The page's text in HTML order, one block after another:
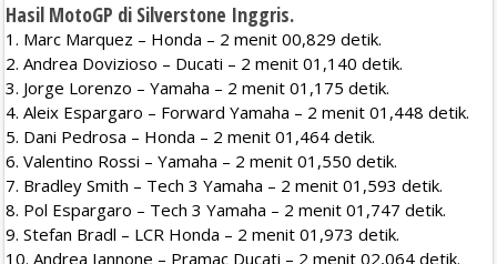
Hasil MotoGP di Silverstone Inggris.
1. Marc Marquez – Honda – 2 menit 00,829 detik.
2. Andrea Dovizioso – Ducati – 2 menit 01,140 detik.
3. Jorge Lorenzo – Yamaha – 2 menit 01,175 detik.
4. Aleix Espargaro – Forward Yamaha – 2 menit 01,448 detik.
5. Dani Pedrosa – Honda – 2 menit 01,464 detik.
6. Valentino Rossi – Yamaha – 2 menit 01,550 detik.
7. Bradley Smith – Tech 3 Yamaha – 2 menit 01,593 detik.
8. Pol Espargaro – Tech 3 Yamaha – 2 menit 01,747 detik.
9. Stefan Bradl – LCR Honda – 2 menit 01,973 detik.
10. Andrea Iannone – Pramac Ducati – 2 menit 02,064 detik.